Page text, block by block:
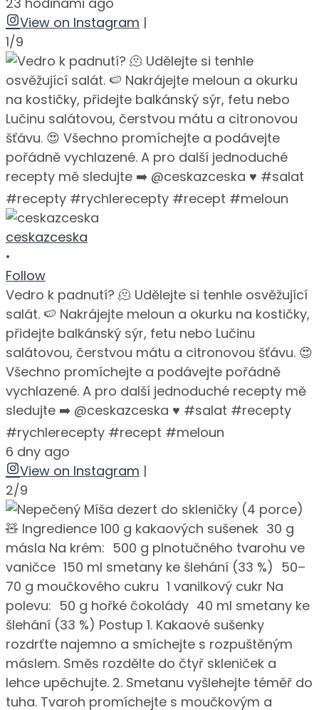
View on Instagram |
1/9
ceskazceska
•
Follow
Vedro k padnutí? 🫠 Udělejte si tenhle osvěžující
salát. 🍉 Nakrájejte meloun a okurku na kostičky,
přidejte balkánský sýr, fetu nebo Lučinu
salátovou, čerstvou mátu a citronovou šťávu. 😍
Všechno promíchejte a podávejte pořádně
vychlazené. A pro další jednoduché recepty mě
sledujte ➡️ @ceskazceska ♥️ #salat #recepty
#rychlerecepty #recept #meloun
6 dny ago
View on Instagram |
2/9